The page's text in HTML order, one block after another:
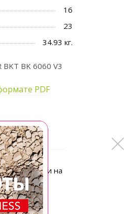
16
23
34.93 кг.
BK 6060 V3
PDF
в поле, так и на